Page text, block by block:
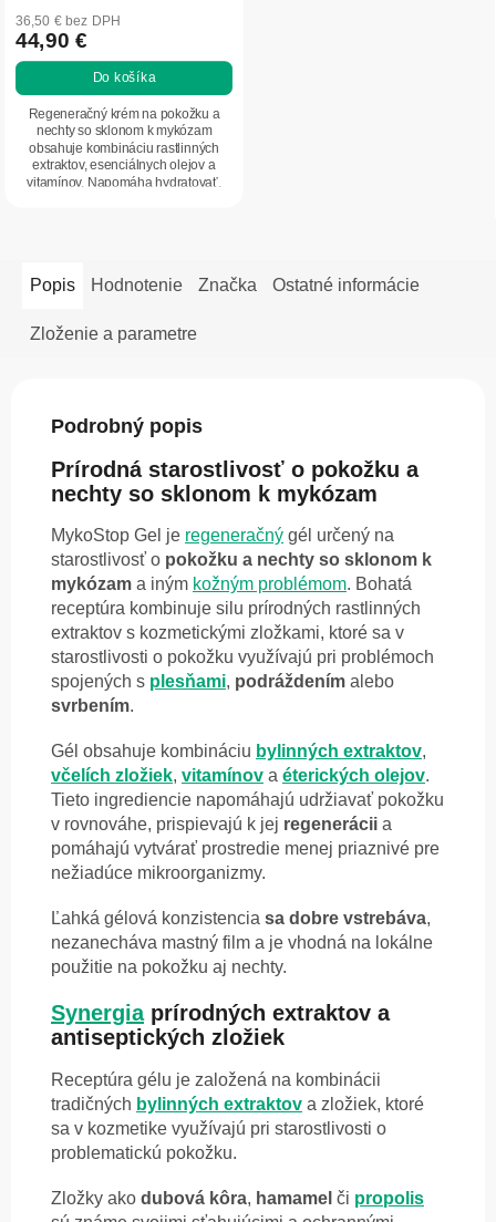
hodnotenie
produktu
je
5,0
hviezdičiek.
36,50 € bez DPH
44,90 €
Do košíka
Regeneračný krém na pokožku a
nechty so sklonom k mykózam
obsahuje kombináciu rastlinných
extraktov, esenciálnych olejov a
vitamínov. Napomáha hydratovať,
Popis Hodnotenie Značka Ostatné informácie
Zloženie a parametre
Podrobný popis
Prírodná starostlivosť o pokožku a
nechty so sklonom k mykózam
MykoStop Gel je regeneračný gél určený na
starostlivosť o pokožku a nechty so sklonom k
mykózam a iným kožným problémom. Bohatá
receptúra kombinuje silu prírodných rastlinných
extraktov s kozmetickými zložkami, ktoré sa v
starostlivosti o pokožku využívajú pri problémoch
spojených s plesňami, podráždením alebo
svrbením.
Gél obsahuje kombináciu bylinných extraktov,
včelích zložiek, vitamínov a éterických olejov.
Tieto ingrediencie napomáhajú udržiavať pokožku
v rovnováhe, prispievajú k jej regenerácii a
pomáhajú vytvárať prostredie menej priaznivé pre
nežiadúce mikroorganizmy.
Ľahká gélová konzistencia sa dobre vstrebáva,
nezanecháva mastný film a je vhodná na lokálne
použitie na pokožku aj nechty.
Synergiaprírodných extraktov a
antiseptických zložiek
Receptúra gélu je založená na kombinácii
tradičných bylinných extraktov a zložiek, ktoré
sa v kozmetike využívajú pri starostlivosti o
problematickú pokožku.
Zložky ako dubová kôra, hamamel či propolis